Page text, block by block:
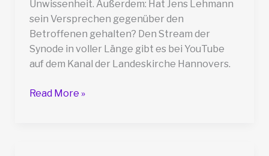
Unwissenheit. Außerdem: Hat Jens Lehmann
sein Versprechen gegenüber den
Betroffenen gehalten? Den Stream der
Synode in voller Länge gibt es bei YouTube
auf dem Kanal der Landeskirche Hannovers.
VB041
Read More »